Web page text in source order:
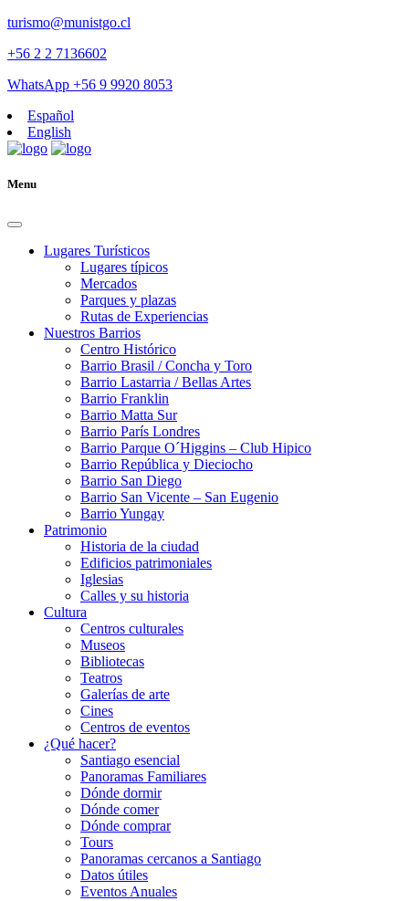
turismo@munistgo.cl
+56 2 2 7136602
WhatsApp +56 9 9920 8053
Español
English
Menu
Lugares Turísticos
Lugares tí­picos
Mercados
Parques y plazas
Rutas de Experiencias
Nuestros Barrios
Centro Histórico
Barrio Brasil / Concha y Toro
Barrio Lastarria / Bellas Artes
Barrio Franklin
Barrio Matta Sur
Barrio Parí­s Londres
Barrio Parque O´Higgins – Club Hipico
Barrio República y Dieciocho
Barrio San Diego
Barrio San Vicente – San Eugenio
Barrio Yungay
Patrimonio
Historia de la ciudad
Edificios patrimoniales
Iglesias
Calles y su historia
Cultura
Centros culturales
Museos
Bibliotecas
Teatros
Galerí­as de arte
Cines
Centros de eventos
¿Qué hacer?
Santiago esencial
Panoramas Familiares
Dónde dormir
Dónde comer
Dónde comprar
Tours
Panoramas cercanos a Santiago
Datos útiles
Eventos Anuales